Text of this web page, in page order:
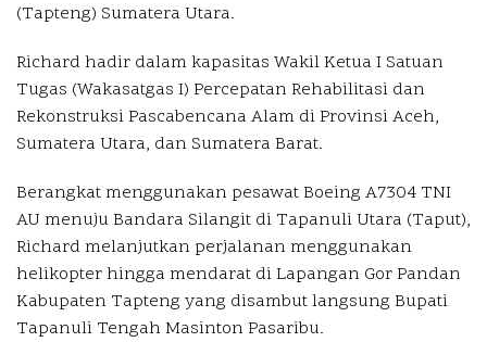
(Tapteng) Sumatera Utara.
Richard hadir dalam kapasitas Wakil Ketua I Satuan
Tugas (Wakasatgas I) Percepatan Rehabilitasi dan
Rekonstruksi Pascabencana Alam di Provinsi Aceh,
Sumatera Utara, dan Sumatera Barat.
Berangkat menggunakan pesawat Boeing A7304 TNI
AU menuju Bandara Silangit di Tapanuli Utara (Taput),
Richard melanjutkan perjalanan menggunakan
helikopter hingga mendarat di Lapangan Gor Pandan
Kabupaten Tapteng yang disambut langsung Bupati
Tapanuli Tengah Masinton Pasaribu.